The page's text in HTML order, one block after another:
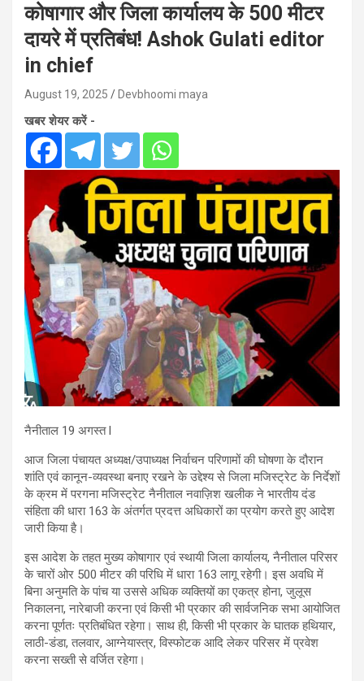
कोषागार और जिला कार्यालय के 500 मीटर
दायरे में प्रतिबंध! Ashok Gulati editor
in chief
August 19, 2025 Devbhoomi maya
खबर शेयर करें -
नैनीताल 19 अगस्त l
आज जिला पंचायत अध्यक्ष/उपाध्यक्ष निर्वाचन परिणामों की घोषणा के दौरान
शांति एवं कानून-व्यवस्था बनाए रखने के उद्देश्य से जिला मजिस्ट्रेट के निर्देशों
के क्रम में परगना मजिस्ट्रेट नैनीताल नवाज़िश खलीक ने भारतीय दंड
संहिता की धारा 163 के अंतर्गत प्रदत्त अधिकारों का प्रयोग करते हुए आदेश
जारी किया है।
इस आदेश के तहत मुख्य कोषागार एवं स्थायी जिला कार्यालय, नैनीताल परिसर
के चारों ओर 500 मीटर की परिधि में धारा 163 लागू रहेगी। इस अवधि में
बिना अनुमति के पांच या उससे अधिक व्यक्तियों का एकत्र होना, जुलूस
निकालना, नारेबाजी करना एवं किसी भी प्रकार की सार्वजनिक सभा आयोजित
करना पूर्णतः प्रतिबंधित रहेगा। साथ ही, किसी भी प्रकार के घातक हथियार,
लाठी-डंडा, तलवार, आग्नेयास्त्र, विस्फोटक आदि लेकर परिसर में प्रवेश
करना सख्ती से वर्जित रहेगा।